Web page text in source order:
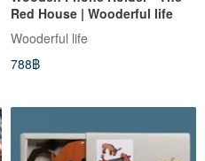
Red House | Wooderful life
Wooderful life
788฿